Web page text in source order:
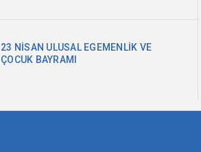
23 NİSAN ULUSAL EGEMENLİK VE
ÇOCUK BAYRAMI